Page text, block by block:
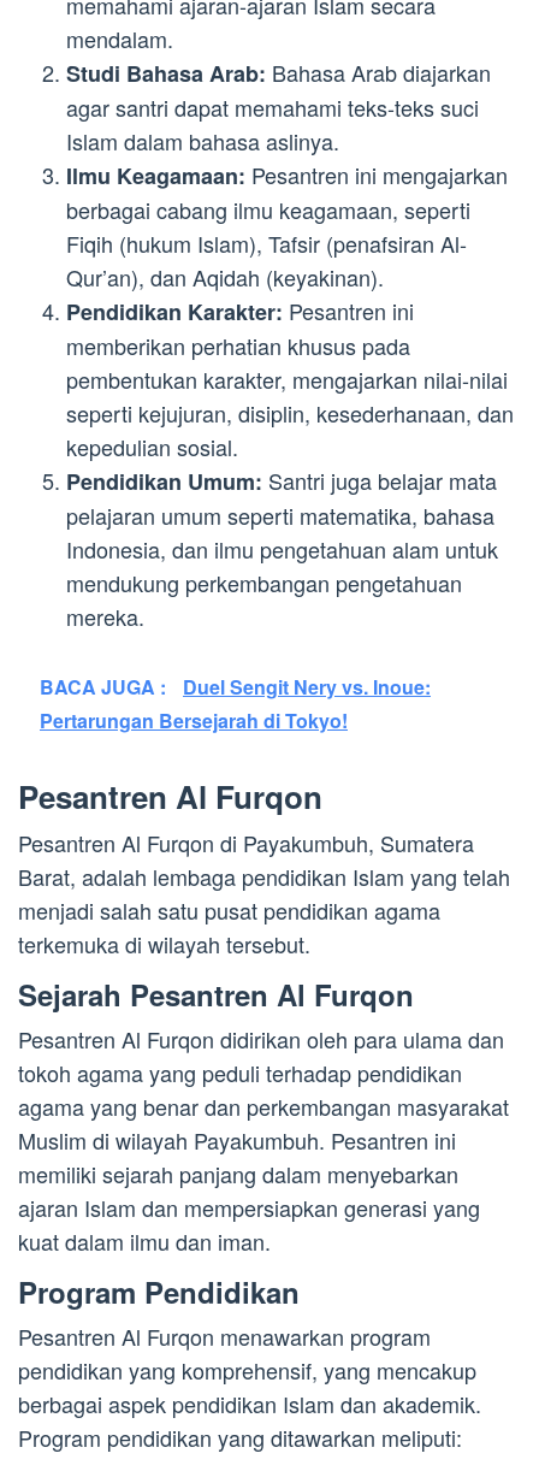
mendalam.
Studi Bahasa Arab: Bahasa Arab diajarkan
agar santri dapat memahami teks-teks suci
Islam dalam bahasa aslinya.
Ilmu Keagamaan: Pesantren ini mengajarkan
berbagai cabang ilmu keagamaan, seperti
Fiqih (hukum Islam), Tafsir (penafsiran Al-
Qur’an), dan Aqidah (keyakinan).
Pendidikan Karakter: Pesantren ini
memberikan perhatian khusus pada
pembentukan karakter, mengajarkan nilai-nilai
seperti kejujuran, disiplin, kesederhanaan, dan
kepedulian sosial.
Pendidikan Umum: Santri juga belajar mata
pelajaran umum seperti matematika, bahasa
Indonesia, dan ilmu pengetahuan alam untuk
mendukung perkembangan pengetahuan
mereka.
BACA JUGA :
Duel Sengit Nery vs. Inoue:
Pertarungan Bersejarah di Tokyo!
Pesantren Al Furqon
Pesantren Al Furqon di Payakumbuh, Sumatera
Barat, adalah lembaga pendidikan Islam yang telah
menjadi salah satu pusat pendidikan agama
terkemuka di wilayah tersebut.
Sejarah Pesantren Al Furqon
Pesantren Al Furqon didirikan oleh para ulama dan
tokoh agama yang peduli terhadap pendidikan
agama yang benar dan perkembangan masyarakat
Muslim di wilayah Payakumbuh. Pesantren ini
memiliki sejarah panjang dalam menyebarkan
ajaran Islam dan mempersiapkan generasi yang
kuat dalam ilmu dan iman.
Program Pendidikan
Pesantren Al Furqon menawarkan program
pendidikan yang komprehensif, yang mencakup
berbagai aspek pendidikan Islam dan akademik.
Program pendidikan yang ditawarkan meliputi: